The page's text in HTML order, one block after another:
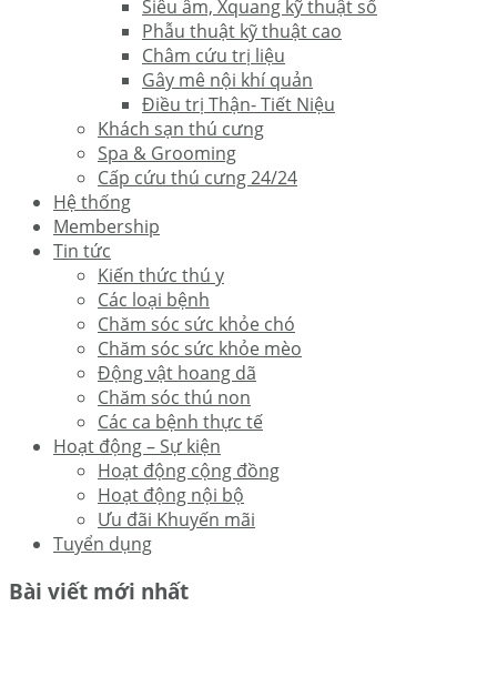
Siêu âm, Xquang kỹ thuật số
Phẫu thuật kỹ thuật cao
Châm cứu trị liệu
Gây mê nội khí quản
Điều trị Thận- Tiết Niệu
Khách sạn thú cưng
Spa & Grooming
Cấp cứu thú cưng 24/24
Hệ thống
Membership
Tin tức
Kiến thức thú y
Các loại bệnh
Chăm sóc sức khỏe chó
Chăm sóc sức khỏe mèo
Động vật hoang dã
Chăm sóc thú non
Các ca bệnh thực tế
Hoạt động – Sự kiện
Hoạt động cộng đồng
Hoạt động nội bộ
Ưu đãi Khuyến mãi
Tuyển dụng
Bài viết mới nhất